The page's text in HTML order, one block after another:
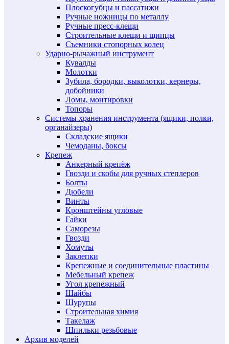
Плоскогубцы и пассатижи
Ручные ножницы по металлу
Ручные пресс-клещи
Строительные клещи и щипцы
Съемники стопорных колец
Ударно-рычажный инструмент
Кувалды
Молотки
Зубила, бородки, выколотки, кернеры,
добойники
Ломы, монтировки
Топоры
Системы хранения инструмента (ящики, полки,
органайзеры)
Складские ящики
Чемоданы, боксы
Крепеж
Анкерный крепёж
Гвозди и скобы для ручных степлеров
Болты
Дюбели
Винты
Кронштейны угловые
Гайки
Саморезы
Гвозди
Хомуты
Заклепки
Крепежные и соединительные пластины
Мебельный крепеж
Угол крепежный
Шайбы
Шурупы
Строительная химия
Такелаж
Шпильки резьбовые
Архив моделей